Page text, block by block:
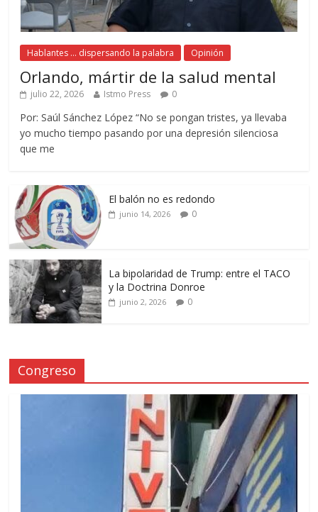
Hablantes ... dispersando la palabra Opinión
Orlando, mártir de la salud mental
julio 22, 2026 Istmo Press 0
Por: Saúl Sánchez López “No se pongan tristes, ya llevaba
yo mucho tiempo pasando por una depresión silenciosa
que me
El balón no es redondo
junio 14, 2026 0
La bipolaridad de Trump: entre el TACO
y la Doctrina Donroe
junio 2, 2026 0
Congreso